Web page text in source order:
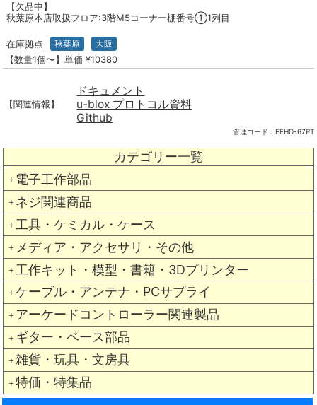
カテゴリー一覧
＋ 電子工作部品
＋ ネジ関連商品
＋ 工具・ケミカル・ケース
＋ メディア・アクセサリ・その他
＋ 工作キット・模型・書籍・3Dプリンター
＋ ケーブル・アンテナ・PCサプライ
＋ アーケードコントローラー関連製品
＋ ギター・ベース部品
＋ 雑貨・玩具・文房具
＋ 特価・特集品
【欠品中】
秋葉原本店取扱フロア:3階M5コーナー棚番号①1列目
在庫拠点 秋葉原 大阪
【数量1個〜】単価 ¥10380
【関連情報】
ドキュメント
u-blox プロトコル資料
Github
管理コード： EEHD-67PT